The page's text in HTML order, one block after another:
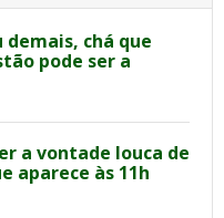
demais, chá que
pode ser a
a vontade louca de
aparece às 11h